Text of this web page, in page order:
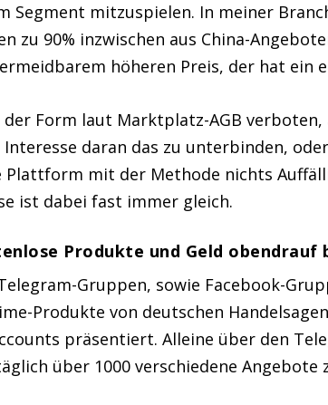
Segment mitzuspielen. In meiner
zu 90% inzwischen aus China-
höheren Preis, der hat ein
Form laut Marktplatz-AGB verboten,
daran das zu unterbinden,
Plattform mit der Methode nichts
ist dabei fast immer gleich.
Produkte und Geld obendrauf
Gruppen, sowie Facebook-
Produkte von deutschen
präsentiert. Alleine über den
über 1000 verschiedene Angebote